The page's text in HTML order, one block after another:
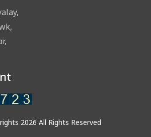
2026 All Rights Reserved